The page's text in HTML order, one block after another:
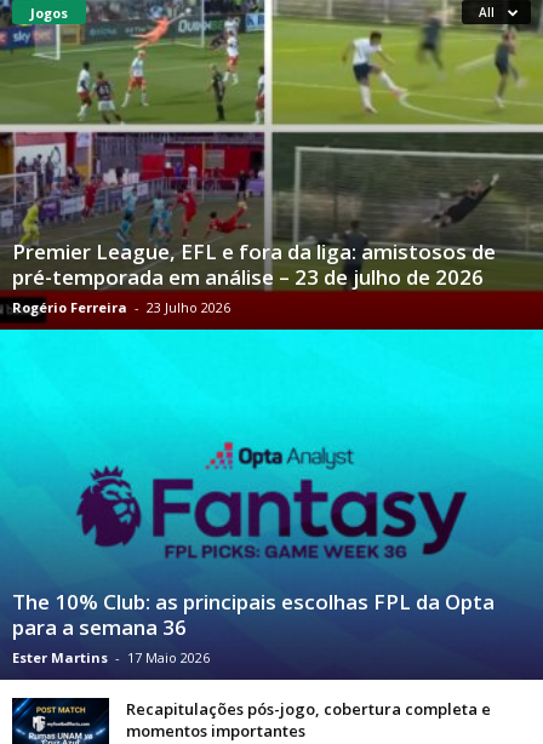
Jogos All
Premier League, EFL e fora da liga: amistosos de
pré-temporada em análise – 23 de julho de 2026
Rogério Ferreira - 23 Julho 2026
The 10% Club: as principais escolhas FPL da Opta
para a semana 36
Ester Martins - 17 Maio 2026
Recapitulações pós-jogo, cobertura completa e
momentos importantes